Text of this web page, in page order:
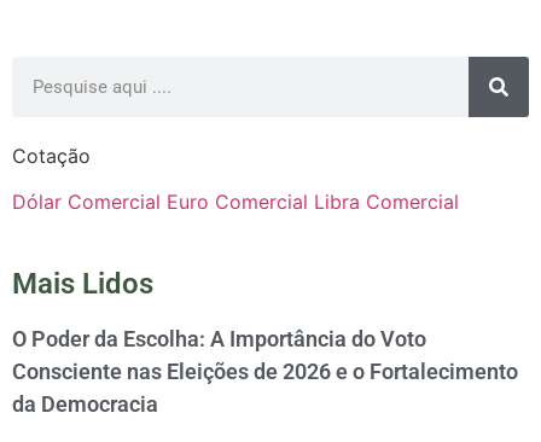
Cotação
Dólar Comercial Euro Comercial Libra Comercial
Mais Lidos
O Poder da Escolha: A Importância do Voto
Consciente nas Eleições de 2026 e o Fortalecimento
da Democracia